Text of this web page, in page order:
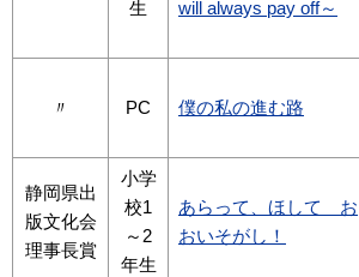
生
will always pay off～
〃 PC 僕の私の進む路
静岡県出
版文化会
理事長賞
小学
校1
～2
年生
あらって、ほして お
おいそがし！